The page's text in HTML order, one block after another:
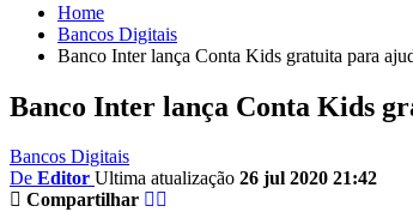
Home
Bancos Digitais
Banco Inter lança Conta Kids gratuita para
Banco Inter lança Conta Kids
Bancos Digitais
De Editor Ultima atualização 26 jul 2020 21:42
Compartilhar